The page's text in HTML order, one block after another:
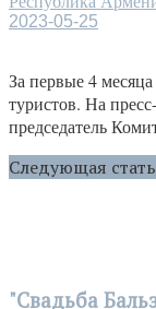
2023-05-25
За первые 4
туристов. На
председатель
Следующая
"Свадьба